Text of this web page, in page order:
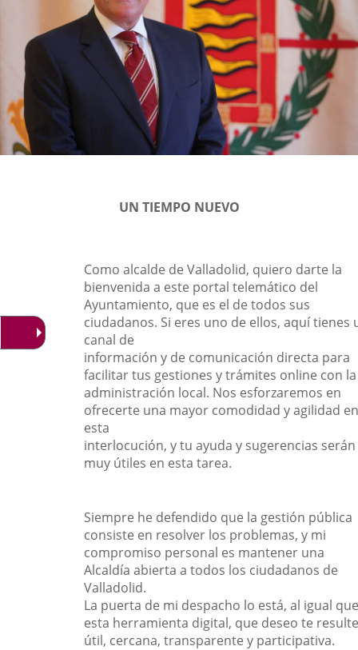
UN TIEMPO NUEVO
Como alcalde de Valladolid, quiero darte la
bienvenida a este portal telemático del
Ayuntamiento, que es el de todos sus
ciudadanos. Si eres uno de ellos, aquí tienes
canal de
información y de comunicación directa para
facilitar tus gestiones y trámites online con la
administración local. Nos esforzaremos en
ofrecerte una mayor comodidad y agilidad en
esta
interlocución, y tu ayuda y sugerencias serán
muy útiles en esta tarea.
Siempre he defendido que la gestión pública
consiste en resolver los problemas, y mi
compromiso personal es mantener una
Alcaldía abierta a todos los ciudadanos de
Valladolid.
La puerta de mi despacho lo está, al igual que
esta herramienta digital, que deseo te resulte
útil, cercana, transparente y participativa.